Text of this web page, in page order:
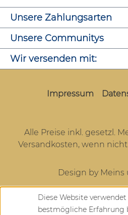
Unsere Zahlungsarten
Unsere Communitys
Wir versenden mit:
Impressum
Alle Preise inkl. gesetzl.
Versandkosten, wenn
Design by Meins
Diese Website
bestmögliche Erfahrung